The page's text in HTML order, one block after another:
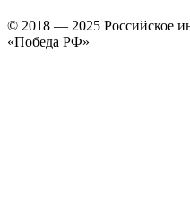
© 2018 — 2025 Российское
«Победа РФ»